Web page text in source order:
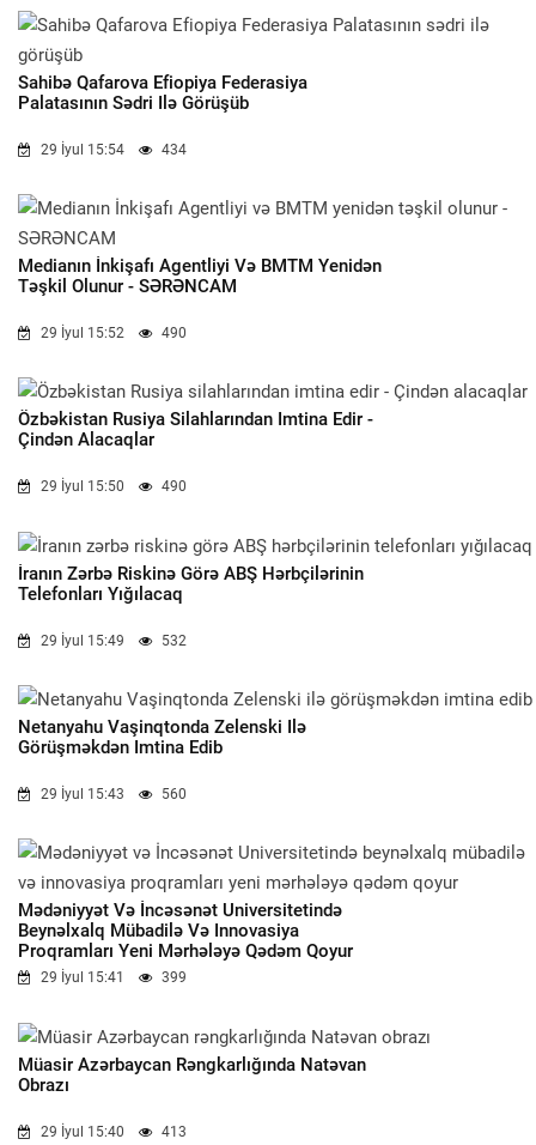
Sahibə Qafarova Efiopiya Federasiya
Palatasının Sədri Ilə Görüşüb
29 İyul 15:54 434
Medianın İnkişafı Agentliyi Və BMTM Yenidən
Təşkil Olunur - SƏRƏNCAM
29 İyul 15:52 490
Özbəkistan Rusiya Silahlarından Imtina Edir -
Çindən Alacaqlar
29 İyul 15:50 490
İranın Zərbə Riskinə Görə ABŞ Hərbçilərinin
Telefonları Yığılacaq
29 İyul 15:49 532
Netanyahu Vaşinqtonda Zelenski Ilə
Görüşməkdən Imtina Edib
29 İyul 15:43 560
Mədəniyyət Və İncəsənət Universitetində
Beynəlxalq Mübadilə Və Innovasiya
Proqramları Yeni Mərhələyə Qədəm Qoyur
29 İyul 15:41 399
Müasir Azərbaycan Rəngkarlığında Natəvan
Obrazı
29 İyul 15:40 413